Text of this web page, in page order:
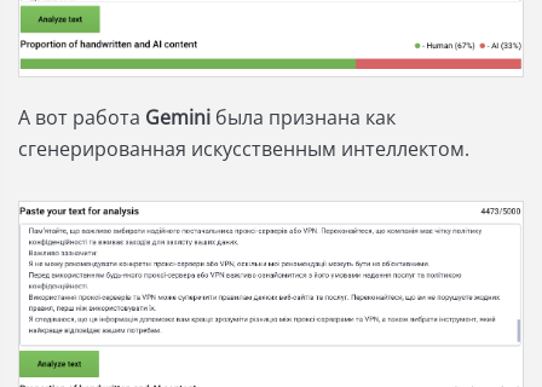
А вот работа Gemini была признана как
сгенерированная искусственным интеллектом.